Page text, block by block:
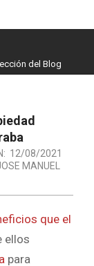
del Blog
12/08/2021
MANUEL
que el
ellos
para